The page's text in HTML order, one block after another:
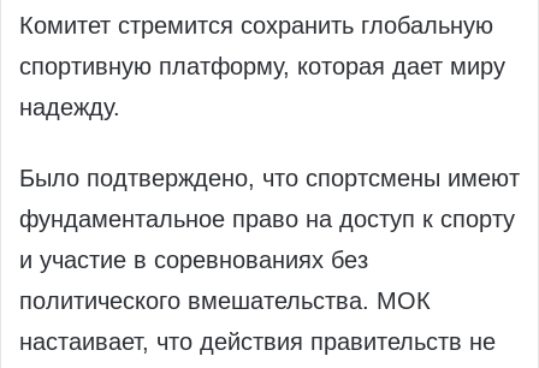
Комитет стремится сохранить глобальную
спортивную платформу, которая дает миру
надежду.
Было подтверждено, что спортсмены имеют
фундаментальное право на доступ к спорту
и участие в соревнованиях без
политического вмешательства. МОК
настаивает, что действия правительств не